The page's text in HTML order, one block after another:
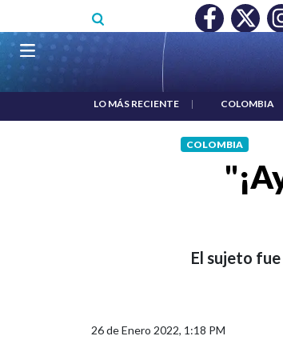
MÍNIMO NO DESTRUYÓ EMPLEO: JP MORGAN
Navegación
LO MÁS RECIENTE | COLOMBIA
COLOMBIA
El sujeto
26 de Enero 2022, 1:18 PM